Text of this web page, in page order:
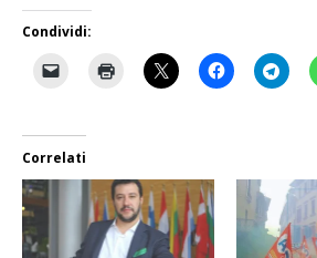
Condividi:
Correlati